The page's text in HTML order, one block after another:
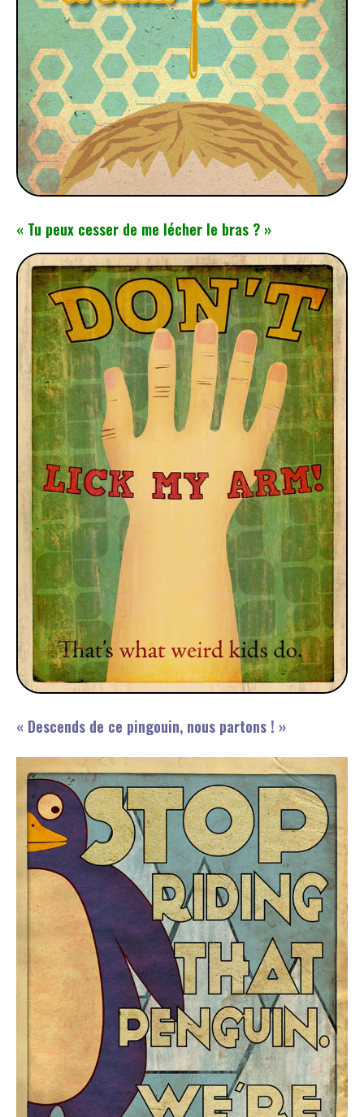
« Tu peux cesser de me lécher le bras ? »
« Descends de ce pingouin, nous partons ! »